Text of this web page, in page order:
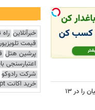
جاسوس‌افزار چینی «لایت‌اسپای»، قربانیان را در ۱۳
خبرآنلاین راه
قیمت
پرشین هتل
اعتبارسنجی
شرکت رادوکو
خرید اکانت chatgpt